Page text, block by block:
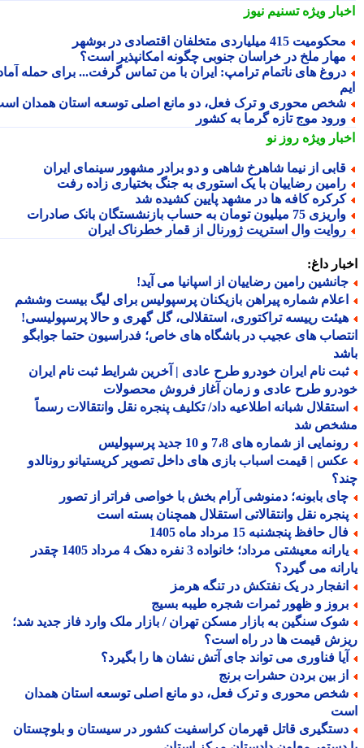
ویژهتسنیم نیوز
415 میلیاردی متخلفان اقتصادی در بوشهر
ملخ در خراسان جنوبی چگونه امکانپذیر است؟
های ناتمام ترامپ: ایران با من تماس گرفت... برای حمله آماده
محوری و ترک فعل، دو مانع اصلی توسعه استان همدان است
موج تازه گرما به کشور
ویژهروز نو
از نیما شاهرخ شاهی و دو برادر مشهور سینمای ایران
رضاییان با یک استوری به جنگ بختیاری زاده رفت
کافه ها در مشهد پایین کشیده شد
75 میلیون تومان به حساب بازنشستگان بانک صادرات
وال استریت ژورنال از قمار خطرناک ایران
داغ:
رامین رضاییان از اسپانیا می آید!
شماره پیراهن بازیکنان پرسپولیس برای لیگ بیست وششم
رییسه تراکتوری، استقلالی، گل گهری و حالا پرسپولیسی!
های عجیب در باشگاه های خاص؛ فدراسیون حتما جوابگو
نام ایران خودرو طرح عادی | آخرین شرایط ثبت نام ایران
طرح عادی و زمان آغاز فروش محصولات
شبانه اطلاعیه داد/ تکلیف پنجره نقل وانتقالات رسماً
شد
از شماره های 7،8 و 10 جدید پرسپولیس
| قیمت اسباب بازی های داخل تصویر کریستیانو رونالدو
بابونه؛ دمنوشی آرام بخش با خواصی فراتر از تصور
نقل وانتقالاتی استقلال همچنان بسته است
حافظ پنجشنبه 15 مرداد ماه 1405
یارانه معیشتی مرداد؛ خانواده 3 نفره دهک 4 مرداد 1405 چقدر
می گیرد؟
در یک نفتکش در تنگه هرمز
و ظهور ثمرات شجره طیبه بسیج
سنگین به بازار مسکن تهران / بازار ملک وارد فاز جدید شد؛
قیمت ها در راه است؟
فناوری می تواند جای آتش نشان ها را بگیرد؟
بین بردن حشرات برنج
محوری و ترک فعل، دو مانع اصلی توسعه استان همدان
قاتل قهرمان کراسفیت کشور در سیستان و بلوچستان